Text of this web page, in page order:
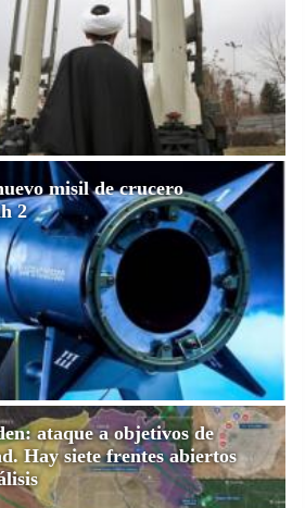
misil de crucero
2
ataque a objetivos de
Hay siete frentes abiertos